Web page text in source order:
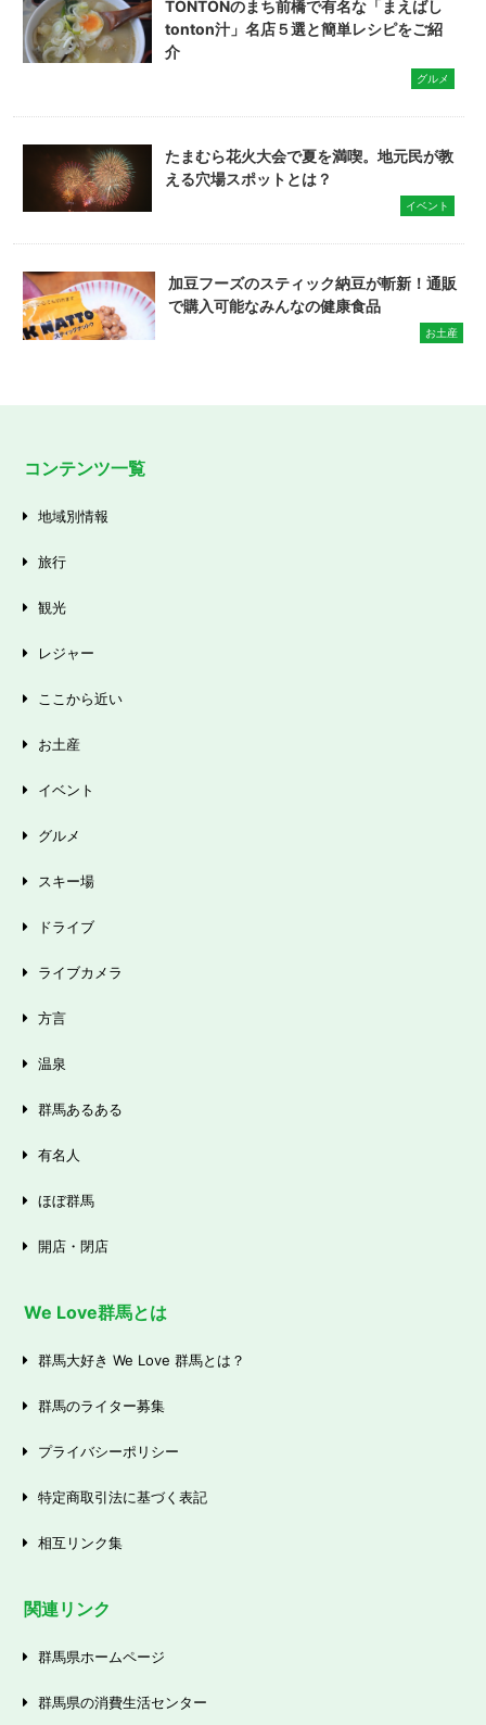
TONTONのまち前橋で有名な「まえばし
tonton汁」名店５選と簡単レシピをご紹
介
グルメ
たまむら花火大会で夏を満喫。地元民が教
える穴場スポットとは？
イベント
加豆フーズのスティック納豆が斬新！通販
で購入可能なみんなの健康食品
お土産
コンテンツ一覧
地域別情報
旅行
観光
レジャー
ここから近い
お土産
イベント
グルメ
スキー場
ドライブ
ライブカメラ
方言
温泉
群馬あるある
有名人
ほぼ群馬
開店・閉店
We Love群馬とは
群馬大好き We Love 群馬とは？
群馬のライター募集
プライバシーポリシー
特定商取引法に基づく表記
相互リンク集
関連リンク
群馬県ホームページ
群馬県の消費生活センター